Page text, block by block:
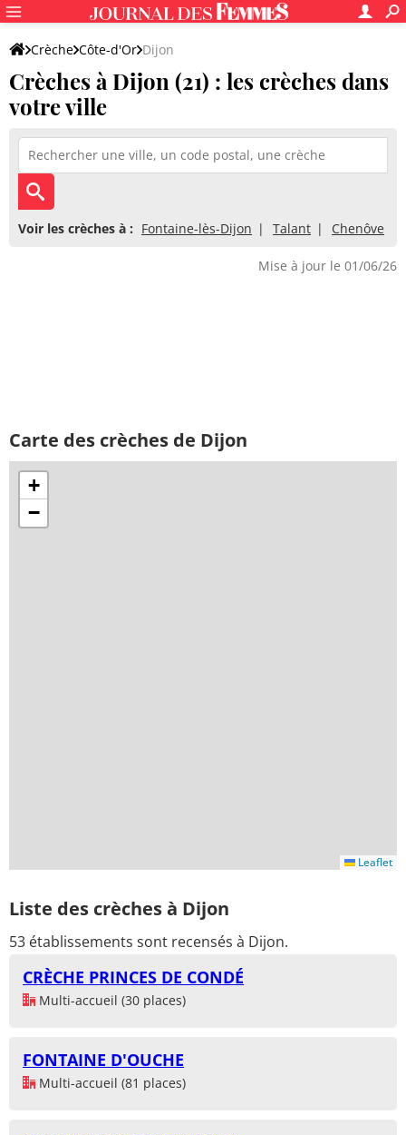
Crèche Côte-d'Or Dijon
Crèches à Dijon (21) : les crèches dans
votre ville
Voir les crèches à : Fontaine-lès-Dijon Talant Chenôve
Mise à jour le 01/06/26
Carte des crèches de Dijon
+
−
Leaflet
Liste des crèches à Dijon
53 établissements sont recensés à Dijon.
CRÈCHE PRINCES DE CONDÉ
Multi-accueil (30 places)
FONTAINE D'OUCHE
Multi-accueil (81 places)